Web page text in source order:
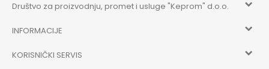
Društvo za proizvodnju, promet i usluge "Keprom" d.o.o.
HILANDARSKA 32, ISTOČNO NOVO SARAJEVO, ISTOČNO
INFORMACIJE
KORISNIČKI SERVIS